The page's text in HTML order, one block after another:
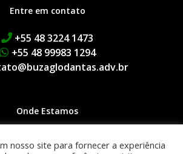
Entre em contato
+55 48 3224 1473
+55 48 99983 1294
Onde Estamos
Adolfo Melo, 38 | Centro
nosso site para fornecer a experiência